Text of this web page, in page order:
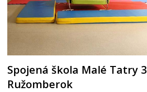
Spojená škola Malé Tatry 3
Ružomberok